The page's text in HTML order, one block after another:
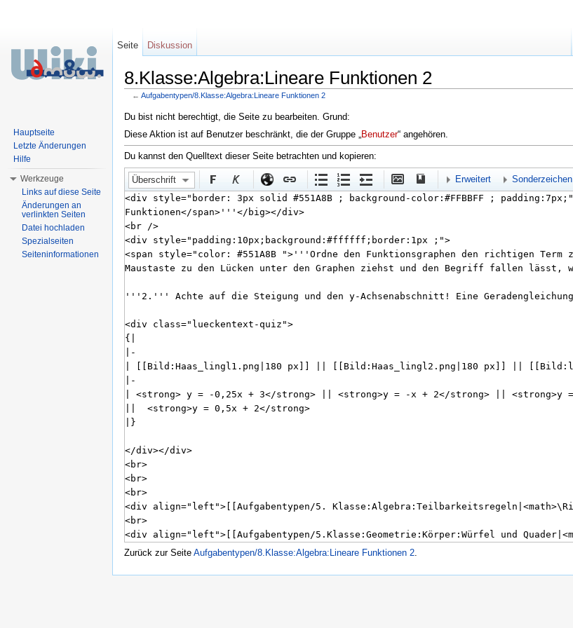
8.Klasse:Algebra:Lineare Funktionen 2
← Aufgabentypen/8.Klasse:Algebra:Lineare Funktionen 2
Du bist nicht berechtigt, die Seite zu bearbeiten. Grund:
Diese Aktion ist auf Benutzer beschränkt, die der Gruppe „
Benutzer“ angehören.
Du kannst den Quelltext dieser Seite betrachten und kopieren:
Überschrift Erweitert Sonderzeichen
Zurück zur Seite Aufgabentypen/8.Klasse:Algebra:Lineare Funktionen 2
Seite Diskussion
Hauptseite
Letzte Änderungen
Hilfe
Werkzeuge
Links auf diese Seite
Änderungen an
verlinkten Seiten
Datei hochladen
Spezialseiten
Seiteninformationen